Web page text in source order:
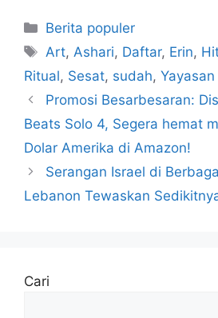
Kategori
Berita populer
Tag
Art, Ashari, Daftar, Erin,
Ritual, Sesat, sudah, Yayasan
Promosi Besarbesaran:
Beats Solo 4, Segera hemat
Dolar Amerika di Amazon!
Serangan Israel di
Lebanon Tewaskan
Cari